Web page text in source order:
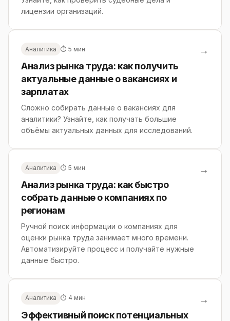
лицензии организаций.
Аналитика ⏱ 5 мин
Анализ рынка труда: как получить
актуальные данные о вакансиях и
зарплатах
Сложно собирать данные о вакансиях для
аналитики? Узнайте, как получать большие
объёмы актуальных данных для исследований.
→
Аналитика ⏱ 5 мин
Анализ рынка труда: как быстро
собрать данные о компаниях по
регионам
Ручной поиск информации о компаниях для
оценки рынка труда занимает много времени.
Автоматизируйте процесс и получайте нужные
данные быстро.
→
Аналитика ⏱ 4 мин
Эффективный поиск потенциальных
→